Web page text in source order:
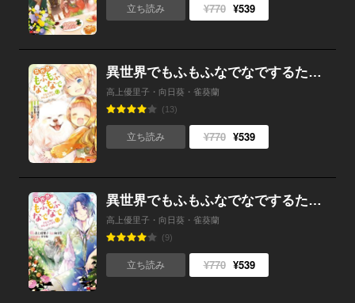
立ち読み ¥770 ¥539
異世界でもふもふなでなでするためにがんばってます。（コミック） ： 12
高上優里子・向日葵・雀葵蘭
(13)
立ち読み ¥770 ¥539
異世界でもふもふなでなでするためにがんばってます。（コミック） ： 11
高上優里子・向日葵・雀葵蘭
(9)
立ち読み ¥770 ¥539